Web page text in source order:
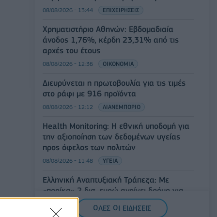
08/08/2026 - 13:44 ΕΠΙΧΕΙΡΗΣΕΙΣ
Χρηματιστήριο Αθηνών: Εβδομαδιαία
άνοδος 1,76%, κέρδη 23,31% από τις
αρχές του έτους
08/08/2026 - 12:36 ΟΙΚΟΝΟΜΙΑ
Διευρύνεται η πρωτοβουλία για τις τιμές
στο ράφι με 916 προϊόντα
08/08/2026 - 12:12 ΛΙΑΝΕΜΠΟΡΙΟ
Health Monitoring: Η εθνική υποδομή για
την αξιοποίηση των δεδομένων υγείας
προς όφελος των πολιτών
08/08/2026 - 11:48 ΥΓΕΙΑ
Ελληνική Αναπτυξιακή Τράπεζα: Με
«προίκα» 2 δισ. ευρώ ανοίγει δρόμο για
δάνεια έως 5 δισ. σε μικρομεσαίες
08/08/2026 - 11:22
ΟΛΕΣ ΟΙ ΕΙΔΗΣΕΙΣ